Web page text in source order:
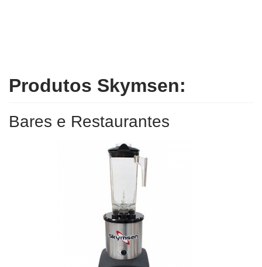
Produtos Skymsen:
Bares e Restaurantes